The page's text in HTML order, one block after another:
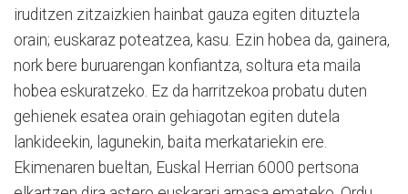
iruditzen zitzaizkien hainbat gauza egiten dituztela
orain; euskaraz po­teatzea, kasu. Ezin hobea da, gainera,
nork bere bu­ruaren­­gan konfiantza, soltura eta maila
hobea eskuratzeko. Ez da harritzekoa probatu duten
gehienek esatea orain gehiagotan egiten dutela
lankideekin, lagunekin, baita merkatariekin ere.
Ekimenaren bueltan, Eus­kal Herrian 6000 pertsona